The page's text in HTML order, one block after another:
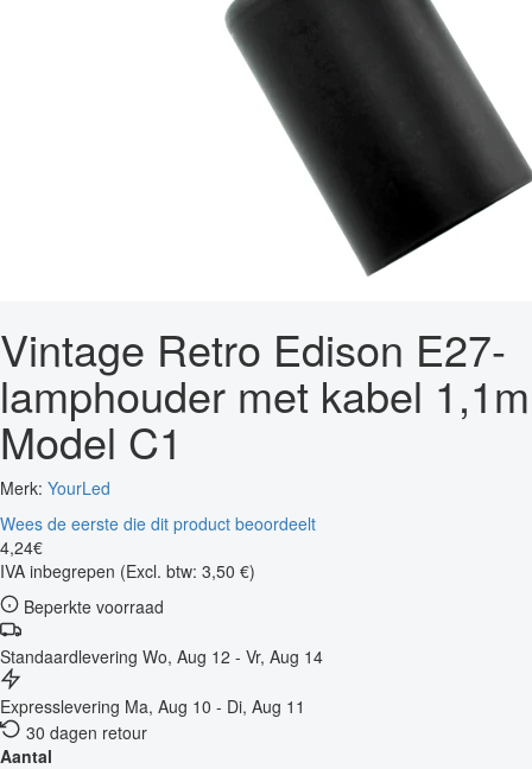
Vintage Retro Edison E27-
lamphouder met kabel 1,1m
Model C1
Merk: YourLed
Wees de eerste die dit product beoordeelt
4,24€
IVA inbegrepen (Excl. btw: 3,50 €)
Beperkte voorraad
Standaardlevering Wo, Aug 12 - Vr, Aug 14
Expresslevering Ma, Aug 10 - Di, Aug 11
30 dagen retour
Aantal